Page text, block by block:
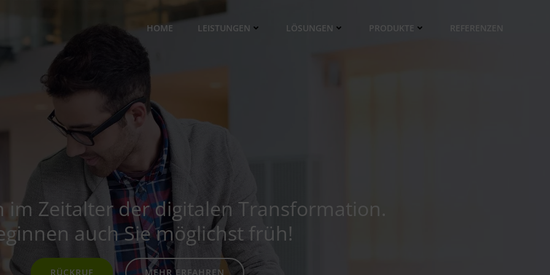
HOME LEISTUNGEN LÖSUNGEN PRODUKTE REFERENZEN
im Zeitalter der digitalen Transformation.
auch Sie möglichst früh!
RÜCKRUF MEHR ERFAHREN